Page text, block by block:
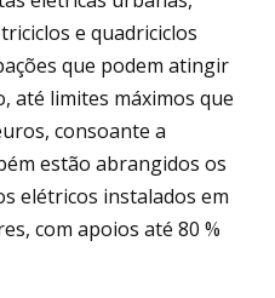
e quadriciclos
que podem atingir
até limites máximos que
consoante a
estão abrangidos os
elétricos instalados em
com apoios até 80 %